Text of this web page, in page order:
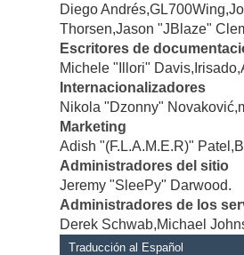
Diego
Thorsen,Jason "JBlaze"
Escritores de
Michele "Illori"
Internacionalizadores
Nikola "Dzonny"
Marketing
Adish "(F.L.A.M.E.R)"
Administradores del sitio
Jeremy "SleePy" Darwood.
Administradores de los
Derek Schwab,Michael
Traducción al Español